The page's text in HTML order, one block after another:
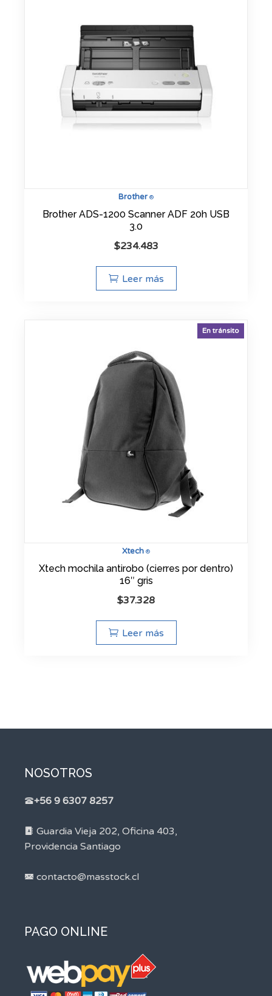
Brother ®
Brother ADS-1200 Scanner ADF 20h USB
3.0
$234.483
Leer más
Xtech ®
En tránsito
Xtech mochila antirobo (cierres por dentro)
16″ gris
$37.328
Leer más
NOSOTROS
+56 9 6307 8257
Guardia Vieja 202, Oficina 403,
Providencia Santiago
contacto@masstock.cl
PAGO ONLINE